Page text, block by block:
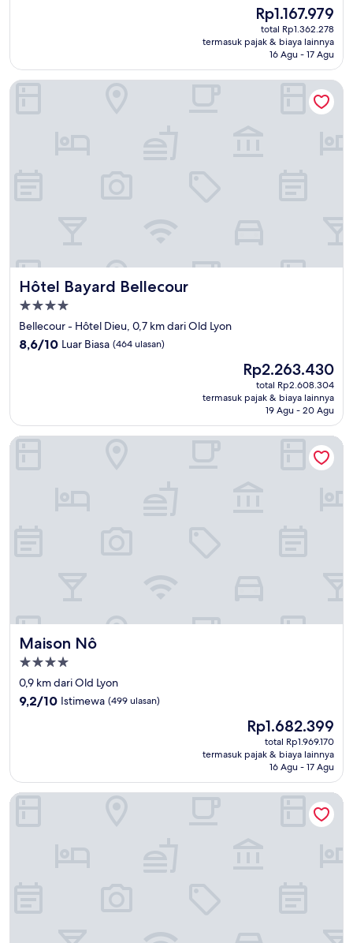
ulasan)
Harga
sekarang
Rp1.167.979
Rp1.167.979
total Rp1.362.278
termasuk pajak & biaya lainnya
16 Agu - 17 Agu
Hôtel Bayard Bellecour
Hôtel Bayard Bellecour
Properti
bintang
4.0
Bellecour - Hôtel Dieu, 0,7 km dari Old Lyon
8.6
ulasan)
8,6/10 Luar Biasa (464 ulasan)
Harga
sekarang
Rp2.263.430
Rp2.263.430
total Rp2.608.304
termasuk pajak & biaya lainnya
19 Agu - 20 Agu
Hôtel Bayard Bellecour
Maison Nô
Maison Nô
Properti
bintang
4.0
0,9 km dari Old Lyon
9.2
9,2/10 Istimewa (499 ulasan)
Harga
sekarang
Rp1.682.399
Rp1.682.399
total Rp1.969.170
termasuk pajak & biaya lainnya
16 Agu - 17 Agu
Maison Nô
Globe et Cecil Hôtel